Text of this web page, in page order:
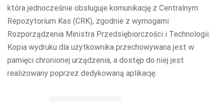
która jednocześnie obsługuje komunikację z Centralnym
Repozytorium Kas (CRK), zgodnie z wymogami
Rozporządzenia Ministra Przedsiębiorczości i Technologii.
Kopia wydruku dla użytkownika przechowywana jest w
pamięci chronionej urządzenia, a dostęp do niej jest
realizowany poprzez dedykowaną aplikację.